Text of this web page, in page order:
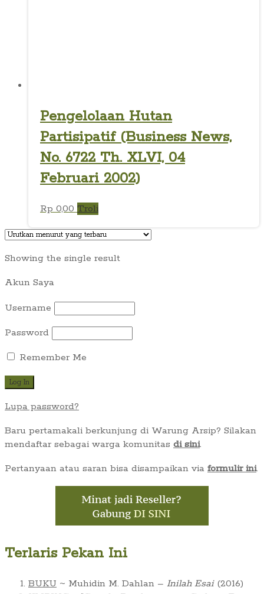
Pengelolaan Hutan
Partisipatif (Business News,
No. 6722 Th. XLVI, 04
Februari 2002)
Rp0,00 Troli
Showing the single result
Akun Saya
Username
Password
Remember Me
Lupa password?
Baru pertamakali berkunjung di Warung Arsip? Silakan
mendaftar sebagai warga komunitas di sini.
Pertanyaan atau saran bisa disampaikan via formulir ini.
Terlaris Pekan Ini
BUKU ~ Muhidin M. Dahlan – Inilah Esai(2016)